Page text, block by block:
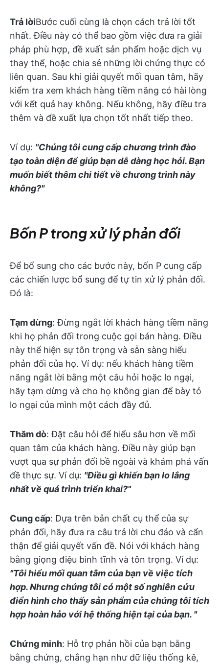
Trả lờiBước cuối cùng là chọn cách trả lời tốt
nhất. Điều này có thể bao gồm việc đưa ra giải
pháp phù hợp, đề xuất sản phẩm hoặc dịch vụ
thay thế, hoặc chia sẻ những lời chứng thực có
liên quan. Sau khi giải quyết mối quan tâm, hãy
kiểm tra xem khách hàng tiềm năng có hài lòng
với kết quả hay không. Nếu không, hãy điều tra
thêm và đề xuất lựa chọn tốt nhất tiếp theo.
Ví dụ: "Chúng tôi cung cấp chương trình đào
tạo toàn diện để giúp bạn dễ dàng học hỏi. Bạn
muốn biết thêm chi tiết về chương trình này
không?"
Bốn P trong xử lý phản đối
Để bổ sung cho các bước này, bốn P cung cấp
các chiến lược bổ sung để tự tin xử lý phản đối.
Đó là:
Tạm dừng: Đừng ngắt lời khách hàng tiềm năng
khi họ phản đối trong cuộc gọi bán hàng. Điều
này thể hiện sự tôn trọng và sẵn sàng hiểu
phản đối của họ. Ví dụ: nếu khách hàng tiềm
năng ngắt lời bằng một câu hỏi hoặc lo ngại,
hãy tạm dừng và cho họ không gian để bày tỏ
lo ngại của mình một cách đầy đủ.
Thăm dò: Đặt câu hỏi để hiểu sâu hơn về mối
quan tâm của khách hàng. Điều này giúp bạn
vượt qua sự phản đối bề ngoài và khám phá vấn
đề thực sự. Ví dụ: "Điều gì khiến bạn lo lắng
nhất về quá trình triển khai?"
Cung cấp: Dựa trên bản chất cụ thể của sự
phản đối, hãy đưa ra câu trả lời chu đáo và cẩn
thận để giải quyết vấn đề. Nói với khách hàng
bằng giọng điệu bình tĩnh và tôn trọng. Ví dụ:
"Tôi hiểu mối quan tâm của bạn về việc tích
hợp. Nhưng chúng tôi có một số nghiên cứu
điển hình cho thấy sản phẩm của chúng tôi tích
hợp hoàn hảo với hệ thống hiện tại của bạn. "
Chứng minh: Hỗ trợ phản hồi của bạn bằng
bằng chứng, chẳng hạn như dữ liệu thống kê,